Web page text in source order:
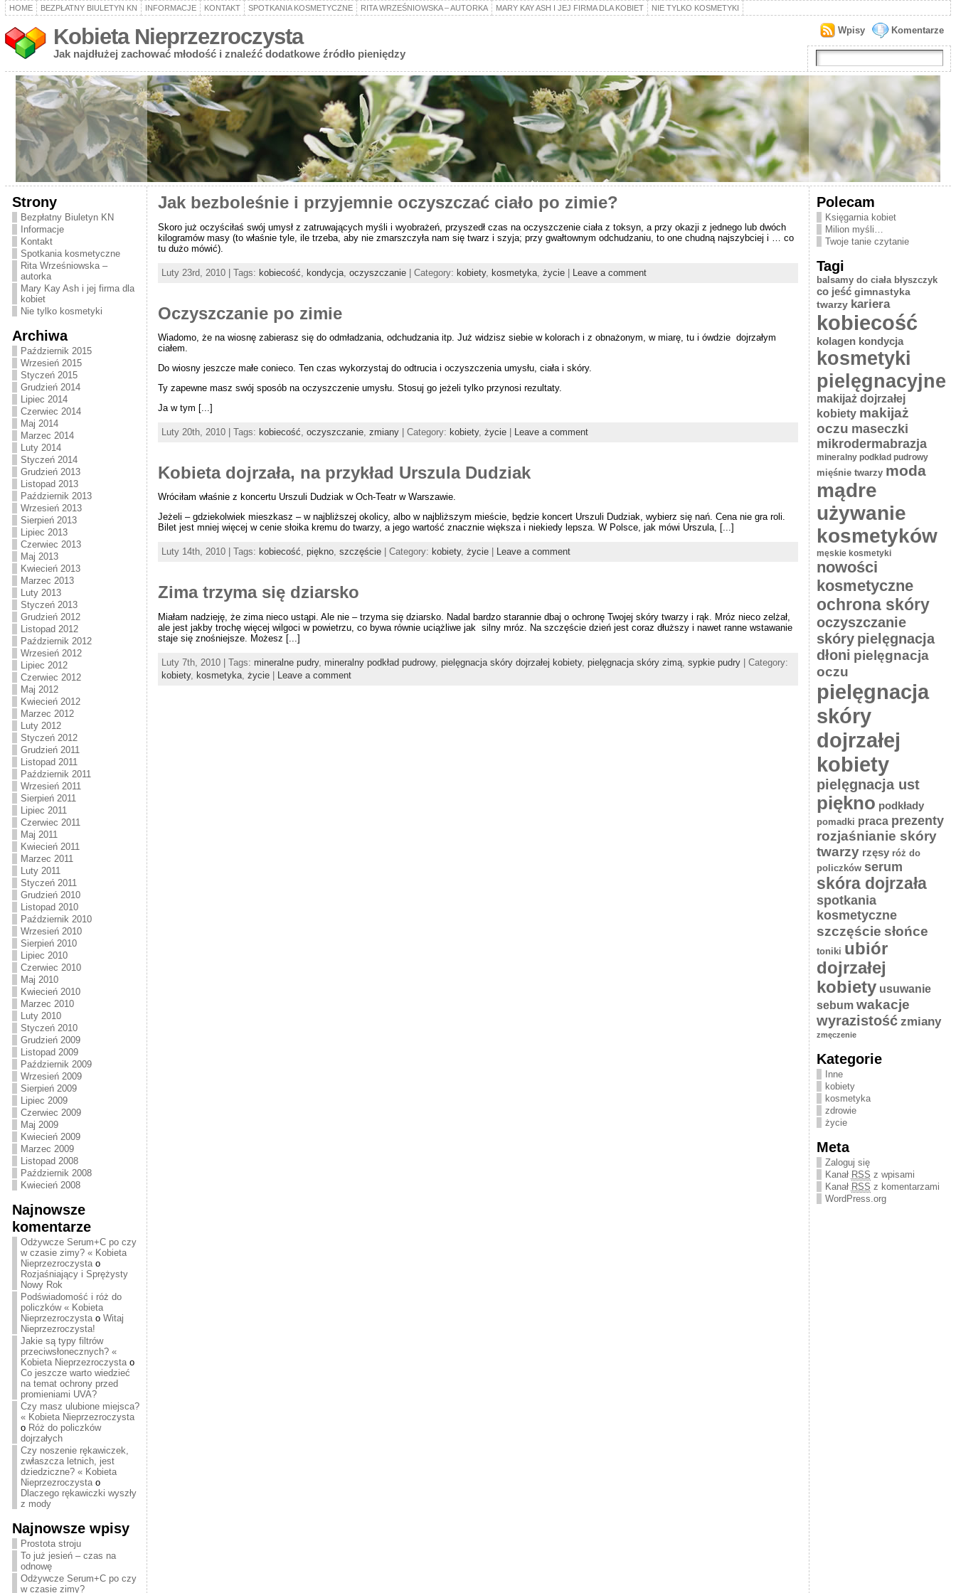
HOME BEZPŁATNY BIULETYN KN INFORMACJE KONTAKT SPOTKANIA KOSMETYCZNE RITA WRZEŚNIOWSKA – AUTORKA MARY KAY ASH I JEJ FIRMA DLA KOBIET NIE TYLKO KOSMETYKI
Kobieta Nieprzezroczysta
Jak najdłużej zachować młodość i znaleźć dodatkowe źródło pieniędzy
Komentarze
Wpisy
Strony
Bezpłatny Biuletyn KN
Informacje
Kontakt
Spotkania kosmetyczne
Rita Wrześniowska –
autorka
Mary Kay Ash i jej firma dla
kobiet
Nie tylko kosmetyki
Archiwa
Październik 2015
Wrzesień 2015
Styczeń 2015
Grudzień 2014
Lipiec 2014
Czerwiec 2014
Maj 2014
Marzec 2014
Luty 2014
Styczeń 2014
Grudzień 2013
Listopad 2013
Październik 2013
Wrzesień 2013
Sierpień 2013
Lipiec 2013
Czerwiec 2013
Maj 2013
Kwiecień 2013
Marzec 2013
Luty 2013
Styczeń 2013
Grudzień 2012
Listopad 2012
Październik 2012
Wrzesień 2012
Lipiec 2012
Czerwiec 2012
Maj 2012
Kwiecień 2012
Marzec 2012
Luty 2012
Styczeń 2012
Grudzień 2011
Listopad 2011
Październik 2011
Wrzesień 2011
Sierpień 2011
Lipiec 2011
Czerwiec 2011
Maj 2011
Kwiecień 2011
Marzec 2011
Luty 2011
Styczeń 2011
Grudzień 2010
Listopad 2010
Październik 2010
Wrzesień 2010
Sierpień 2010
Lipiec 2010
Czerwiec 2010
Maj 2010
Kwiecień 2010
Marzec 2010
Luty 2010
Styczeń 2010
Grudzień 2009
Listopad 2009
Październik 2009
Wrzesień 2009
Sierpień 2009
Lipiec 2009
Czerwiec 2009
Maj 2009
Kwiecień 2009
Marzec 2009
Listopad 2008
Październik 2008
Kwiecień 2008
Najnowsze
komentarze
Odżywcze Serum+C po czy
w czasie zimy? « Kobieta
Nieprzezroczystao
Rozjaśniający i Sprężysty
Nowy Rok
Podświadomość i róż do
policzków « Kobieta
Nieprzezroczystao Witaj
Nieprzezroczysta!
Jakie są typy filtrów
przeciwsłonecznych? «
Kobieta Nieprzezroczystao
Co jeszcze warto wiedzieć
na temat ochrony przed
promieniami UVA?
Czy masz ulubione miejsca?
« Kobieta Nieprzezroczysta
o Róż do policzków
dojrzałych
Czy noszenie rękawiczek,
zwłaszcza letnich, jest
dziedziczne? « Kobieta
Nieprzezroczystao
Dlaczego rękawiczki wyszły
z mody
Najnowsze wpisy
Prostota stroju
To już jesień – czas na
odnowę
Odżywcze Serum+C po czy
w czasie zimy?
Jak bezboleśnie i przyjemnie oczyszczać ciało po zimie?
Skoro już oczyściłaś swój umysł z zatruwających myśli i wyobrażeń, przyszedł czas na oczyszczenie ciała z toksyn, a przy okazji z jednego lub dwóch
kilogramów masy (to właśnie tyle, ile trzeba, aby nie zmarszczyła nam się twarz i szyja; przy gwałtownym odchudzaniu, to one chudną najszybciej i … co
tu dużo mówić).
Luty 23rd, 2010 | Tags: kobiecość kondycja, oczyszczanie| Category: kobiety, kosmetyka, życie| Leave a comment
Oczyszczanie po zimie
Wiadomo, że na wiosnę zabierasz się do odmładzania, odchudzania itp. Już widzisz siebie w kolorach i z obnażonym, w miarę, tu i ówdzie dojrzałym
ciałem.
Do wiosny jeszcze małe conieco. Ten czas wykorzystaj do odtrucia i oczyszczenia umysłu, ciała i skóry.
Ty zapewne masz swój sposób na oczyszczenie umysłu. Stosuj go jeżeli tylko przynosi rezultaty.
Ja w tym [...]
Luty 20th, 2010 | Tags: kobiecość oczyszczanie, zmiany| Category: kobiety, życie| Leave a comment
Kobieta dojrzała, na przykład Urszula Dudziak
Wróciłam właśnie z koncertu Urszuli Dudziak w Och-Teatr w Warszawie.
Jeżeli – gdziekolwiek mieszkasz – w najbliższej okolicy, albo w najbliższym mieście, będzie koncert Urszuli Dudziak, wybierz się nań. Cena nie gra roli.
Bilet jest mniej więcej w cenie słoika kremu do twarzy, a jego wartość znacznie większa i niekiedy lepsza. W Polsce, jak mówi Urszula, [...]
Luty 14th, 2010 | Tags: kobiecość piękno, szczęście| Category: kobiety, życie| Leave a comment
Zima trzyma się dziarsko
Miałam nadzieję, że zima nieco ustąpi. Ale nie – trzyma się dziarsko. Nadal bardzo starannie dbaj o ochronę Twojej skóry twarzy i rąk. Mróz nieco zelżał,
ale jest jakby trochę więcej wilgoci w powietrzu, co bywa równie uciążliwe jak silny mróz. Na szczęście dzień jest coraz dłuższy i nawet ranne wstawanie
staje się znośniejsze. Możesz [...]
Luty 7th, 2010 | Tags: mineralne pudry, mineralny podkład pudrowy, pielęgnacja skóry dojrzałej kobiety, pielęgnacja skóry zimą, sypkie pudry| Category:
kobiety, kosmetyka, życie| Leave a comment
Polecam
Księgarnia kobiet
Milion myśli…
Twoje tanie czytanie
Tagi
balsamy do ciała błyszczyk
co jeść gimnastyka
twarzy kariera
kobiecość
kolagen kondycja
kosmetyki
pielęgnacyjne
makijaż dojrzałej
kobiety makijaż
oczu maseczki
mikrodermabrazja
mineralny podkład pudrowy
mięśnie twarzy moda
mądre
używanie
kosmetyków
męskie kosmetyki
nowości
kosmetyczne
ochrona skóry
oczyszczanie
skóry pielęgnacja
dłoni pielęgnacja
oczu
pielęgnacja
skóry
dojrzałej
kobiety
pielęgnacja ust
piękno podkłady
pomadki praca prezenty
rozjaśnianie skóry
twarzy rzęsy róż do
policzków serum
skóra dojrzała
spotkania
kosmetyczne
szczęście słońce
toniki ubiór
dojrzałej
kobiety usuwanie
sebum wakacje
wyrazistość zmiany
zmęczenie
Kategorie
Inne
kobiety
kosmetyka
zdrowie
życie
Meta
Zaloguj się
Kanał RSS z wpisami
Kanał RSS z komentarzami
WordPress.org